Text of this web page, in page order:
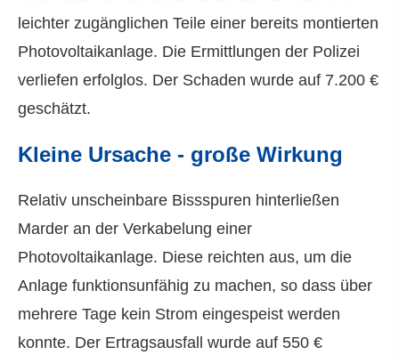
leichter zugänglichen Teile einer bereits montierten
Photovoltaikanlage. Die Ermittlungen der Polizei
verliefen erfolglos. Der Schaden wurde auf 7.200 €
geschätzt.
Kleine Ursache - große Wirkung
Relativ unscheinbare Bissspuren hinterließen
Marder an der Verkabelung einer
Photovoltaikanlage. Diese reichten aus, um die
Anlage funktionsunfähig zu machen, so dass über
mehrere Tage kein Strom eingespeist werden
konnte. Der Ertragsausfall wurde auf 550 €